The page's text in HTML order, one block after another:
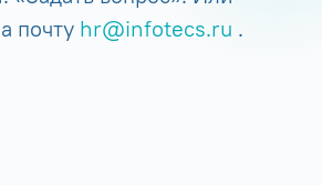
почту hr@infotecs.ru .